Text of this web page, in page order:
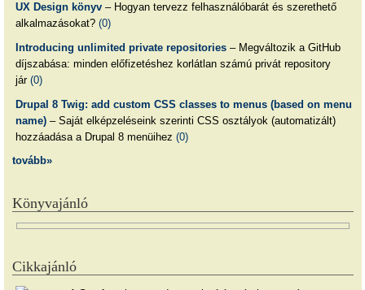
UX Design könyv– Hogyan tervezz felhasználóbarát és szerethető
alkalmazásokat? (0)
Introducing unlimited private repositories– Megváltozik a GitHub
díjszabása: minden előfizetéshez korlátlan számú privát repository
jár (0)
Drupal 8 Twig: add custom CSS classes to menus (based on menu
name)– Saját elképzeléseink szerinti CSS osztályok (automatizált)
hozzáadása a Drupal 8 menüihez (0)
tovább»
Könyvajánló
Cikkajánló